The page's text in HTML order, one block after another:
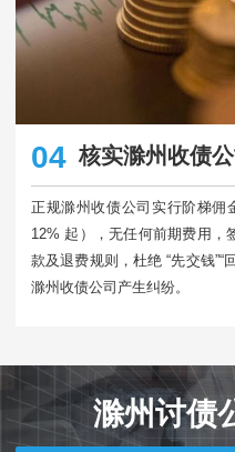
04 核实滁州收债
正规滁州收债公司实行阶梯佣
12% 起），无任何前期费用，
款及退费规则，杜绝 “先交钱”“
滁州收债公司产生纠纷。​
滁州讨债